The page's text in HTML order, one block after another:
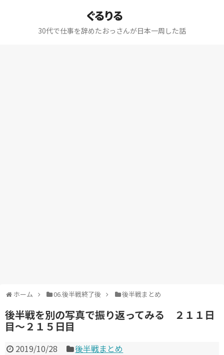
ぐるりる
30代で仕事を辞めたおっさんが日本一周した話
ホーム 06.後半戦終了後 後半戦まとめ
後半戦を別の写真で振り返ってみる ２１１日
目～２１５日目
2019/10/28 後半戦まとめ